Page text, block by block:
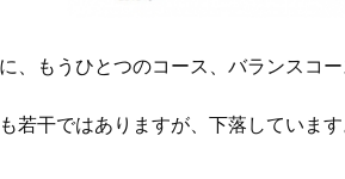
、もうひとつのコース、バランスコ
若干ではありますが、下落しています